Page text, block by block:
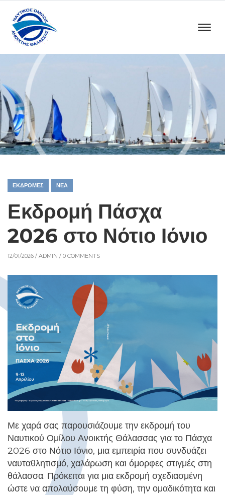
ΕΚΔΡΟΜΈΣ ΝΈΑ
Εκδρομή Πάσχα
2026 στο Νότιο Ιόνιο
12/01/2026 / ADMIN / 0 COMMENTS
Με χαρά σας παρουσιάζουμε την εκδρομή του
Ναυτικού Ομίλου Ανοικτής Θάλασσας για το Πάσχα
2026 στο Νότιο Ιόνιο, μια εμπειρία που συνδυάζει
ναυταθλητισμό, χαλάρωση και όμορφες στιγμές στη
θάλασσα. Πρόκειται για μια εκδρομή σχεδιασμένη
ώστε να απολαύσουμε τη φύση, την ομαδικότητα και